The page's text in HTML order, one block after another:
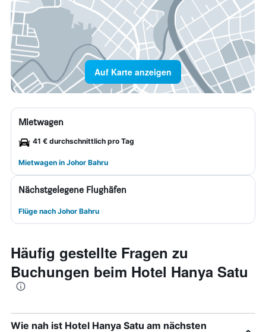
Auf Karte anzeigen
Mietwagen
41 € durchschnittlich pro Tag
Mietwagen in Johor Bahru
Nächstgelegene Flughäfen
Flüge nach Johor Bahru
Häufig gestellte Fragen zu
Buchungen beim Hotel Hanya Satu
Wie nah ist Hotel Hanya Satu am nächsten